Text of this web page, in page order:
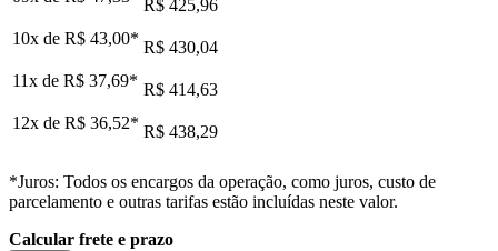
R$ 425,96
10x de R$ 43,00* R$ 430,04
11x de R$ 37,69* R$ 414,63
12x de R$ 36,52* R$ 438,29
*Juros: Todos os encargos da operação, como juros, custo de
parcelamento e outras tarifas estão incluídas neste valor.
Calcular frete e prazo